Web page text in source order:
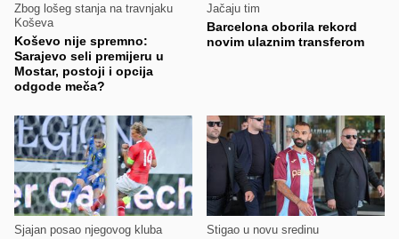
Zbog lošeg stanja na travnjaku
Koševa
Koševo nije spremno:
Sarajevo seli premijeru u
Mostar, postoji i opcija
odgode meča?
Jačaju tim
Barcelona oborila rekord
novim ulaznim transferom
Sjajan posao njegovog kluba Stigao u novu sredinu